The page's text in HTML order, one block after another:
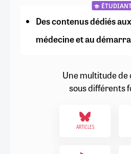
Des contenus dédiés
médecine et au
Une multitude de
sous différents
ARTICLES